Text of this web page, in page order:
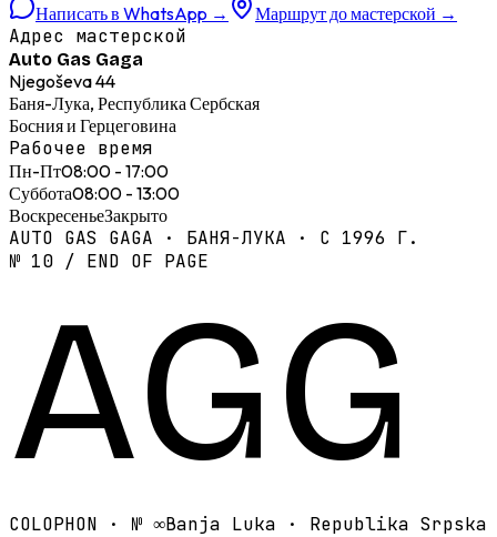
Написать в WhatsApp → Маршрут до мастерской →
Адрес мастерской
Auto Gas Gaga
Njegoševa 44
Баня-Лука, Республика Сербская
Босния и Герцеговина
Рабочее время
Пн-Пт08:00 - 17:00
Суббота08:00 - 13:00
ВоскресеньеЗакрыто
AUTO GAS GAGA · БАНЯ-ЛУКА · С 1996 Г.
№ 10 / END OF PAGE
AGG
COLOPHON · № ∞Banja Luka · Republika Srpska